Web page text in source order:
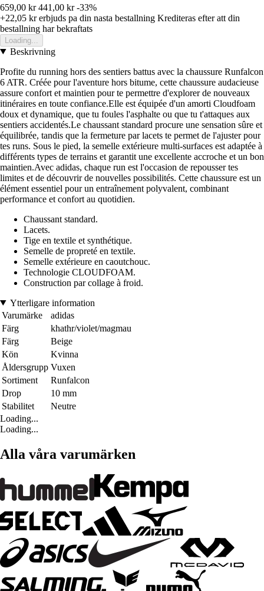
659,00 kr 441,00 kr -33%
+22,05 krerbjuds pa din nasta bestallning Krediteras efter att din
bestallning har bekraftats
Loading...
Beskrivning
Profite du running hors des sentiers battus avec la chaussure Runfalcon
6 ATR. Créée pour l'aventure hors bitume, cette chaussure audacieuse
assure confort et maintien pour te permettre d'explorer de nouveaux
itinéraires en toute confiance.Elle est équipée d'un amorti Cloudfoam
doux et dynamique, que tu foules l'asphalte ou que tu t'attaques aux
sentiers accidentés.Le chaussant standard procure une sensation sûre et
équilibrée, tandis que la fermeture par lacets te permet de l'ajuster pour
tes runs. Sous le pied, la semelle extérieure multi-surfaces est adaptée à
différents types de terrains et garantit une excellente accroche et un bon
maintien.Avec adidas, chaque run est l'occasion de repousser tes
limites et de découvrir de nouvelles possibilités. Cette chaussure est un
élément essentiel pour un entraînement polyvalent, combinant
performance et confort au quotidien.
Chaussant standard.
Lacets.
Tige en textile et synthétique.
Semelle de propreté en textile.
Semelle extérieure en caoutchouc.
Technologie CLOUDFOAM.
Construction par collage à froid.
Ytterligare information
Varumärke
adidas
Färg
khathr/violet/magmau
Färg
Beige
Kön
Kvinna
Åldersgrupp Vuxen
Sortiment
Runfalcon
Drop
10 mm
Stabilitet
Neutre
Loading...
Loading...
Alla våra varumärken